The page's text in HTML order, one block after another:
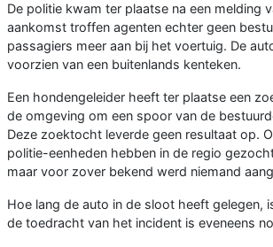
De politie kwam ter plaatse na een melding
aankomst troffen agenten echter geen
passagiers meer aan bij het voertuig. De
voorzien van een buitenlands kenteken.
Een hondengeleider heeft ter plaatse een
de omgeving om een spoor van de
Deze zoektocht leverde geen resultaat op.
politie-eenheden hebben in de regio
maar voor zover bekend werd niemand
Hoe lang de auto in de sloot heeft gelegen,
de toedracht van het incident is eveneens